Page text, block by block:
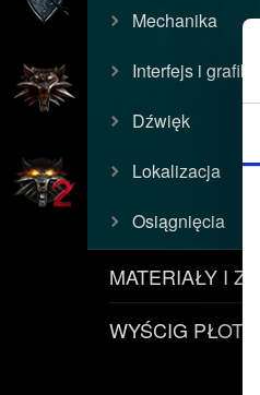
Mechanika
Interfejs i grafika
Dźwięk
Lokalizacja
Osiągnięcia
MATERIAŁY I
WYŚCIG PŁOTKI